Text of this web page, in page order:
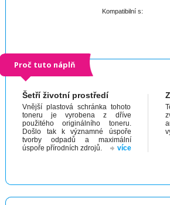
Kompatibilní s:
Proč tuto náplň
Šetří životní prostředí
Vnější plastová schránka tohoto
toneru je vyrobena z dříve
použitého originálního toneru.
Došlo tak k významné úspoře
tvorby odpadů a maximální
úspoře přírodních zdrojů.
více